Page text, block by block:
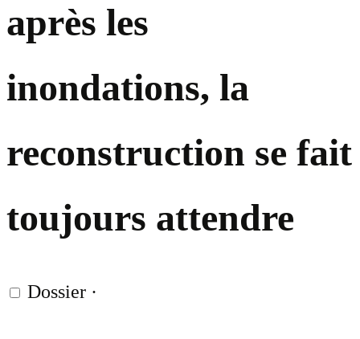
après les
inondations, la
reconstruction se fait
toujours attendre
Dossier ·